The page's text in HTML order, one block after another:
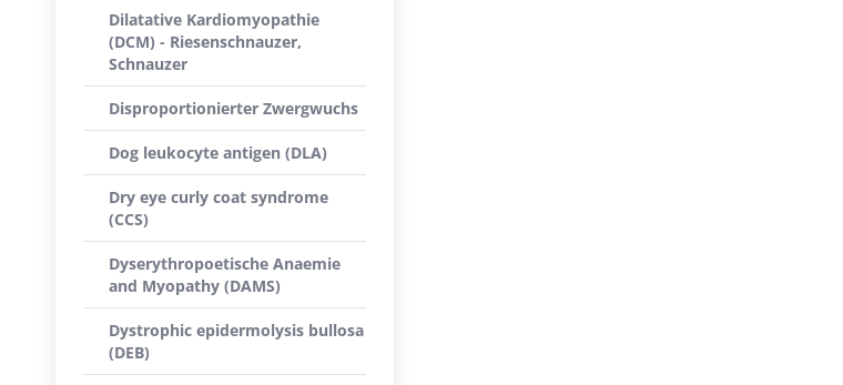
Dilatative Kardiomyopathie
(DCM) - Riesenschnauzer,
Schnauzer
Disproportionierter Zwergwuchs
Dog leukocyte antigen (DLA)
Dry eye curly coat syndrome
(CCS)
Dyserythropoetische Anaemie
and Myopathy (DAMS)
Dystrophic epidermolysis bullosa
(DEB)